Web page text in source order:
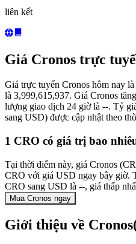
liên kết
Giá Cronos trực
Giá trực tuyến Cronos hôm nay
là 3,999,615,937. Giá Cronos
lượng giao dịch 24 giờ là --. Tỷ
sang USD) được cập nhật theo
1 CRO có giá trị bao
Tại thời điểm này, giá Cronos
CRO với giá USD ngay bây giờ.
CRO sang USD là --, giá thấp
Mua Cronos ngay
Giới thiệu về